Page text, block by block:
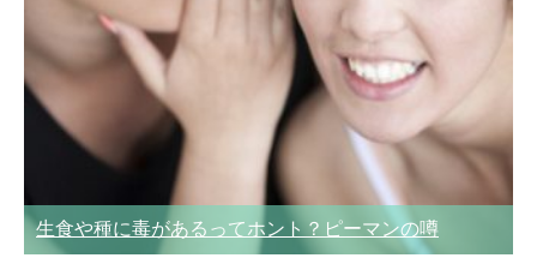
生食や種に毒があるってホント？ピーマンの噂